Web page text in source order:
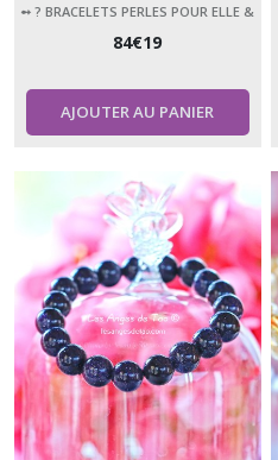
➻ ? BRACELETS PERLES POUR ELLE &
84€19
AJOUTER AU PANIER